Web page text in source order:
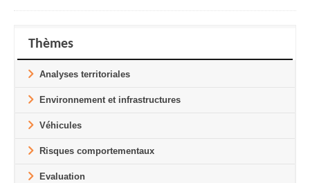
Thèmes
Analyses territoriales
Environnement et infrastructures
Véhicules
Risques comportementaux
Evaluation